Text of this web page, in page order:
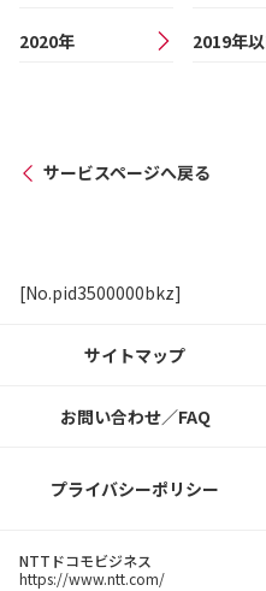
2020年 2019年
サービスページへ戻る
[No.pid3500000bkz]
サイトマップ
お問い合わせ／FAQ
プライバシーポリシー
NTTドコモビジネス
https://www.ntt.com/